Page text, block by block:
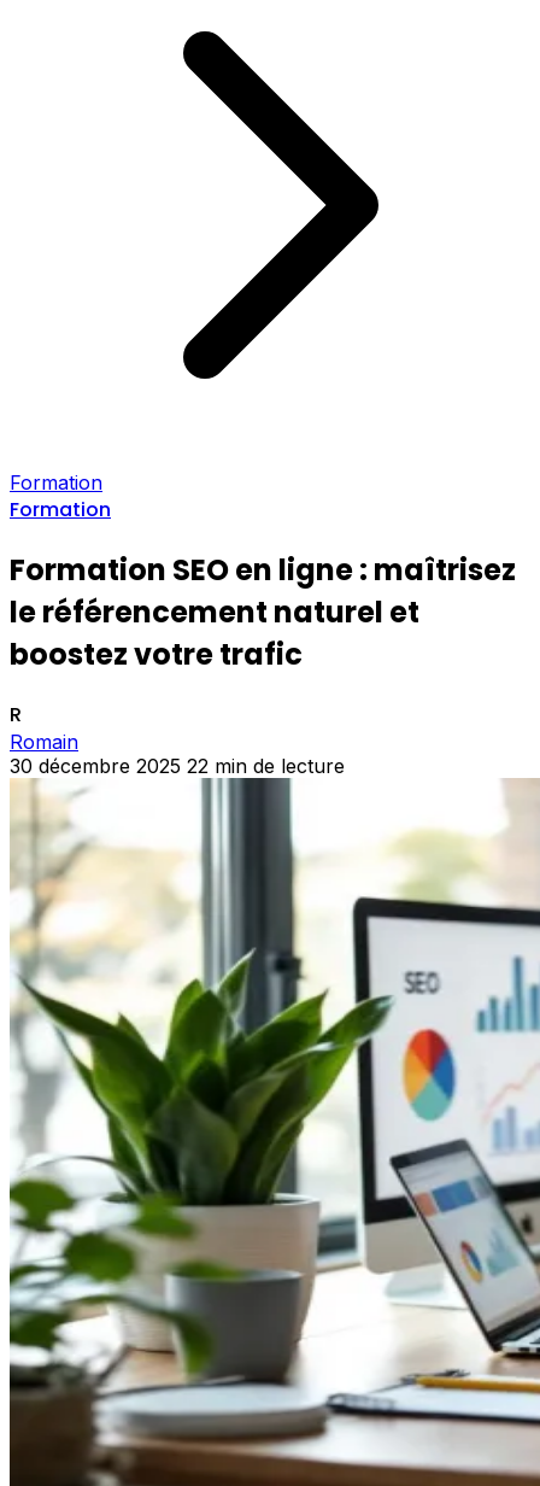
Formation
Formation
Formation SEO en ligne : maîtrisez
le référencement naturel et
boostez votre trafic
R
Romain
30 décembre 2025 22 min de lecture